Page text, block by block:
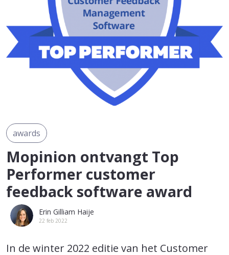
awards
Mopinion ontvangt Top
Performer customer
feedback software award
Erin Gilliam Haije
22 feb 2022
In de winter 2022 editie van het Customer